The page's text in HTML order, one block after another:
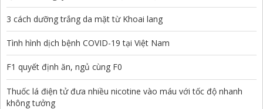
3 cách dưỡng trắng da mặt từ Khoai lang
Tình hình dịch bệnh COVID-19 tại Việt Nam
F1 quyết định ăn, ngủ cùng F0
Thuốc lá điện tử đưa nhiều nicotine vào máu với tốc độ nhanh
không tưởng